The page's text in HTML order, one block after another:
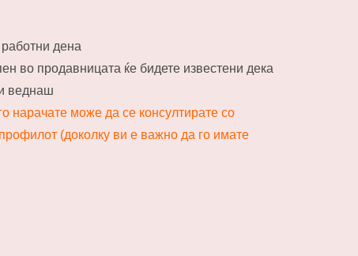
дена
во продавницата ќе бидете известени дека
веднаш
нарачате може да се консултирате со
(доколку ви е важно да го имате